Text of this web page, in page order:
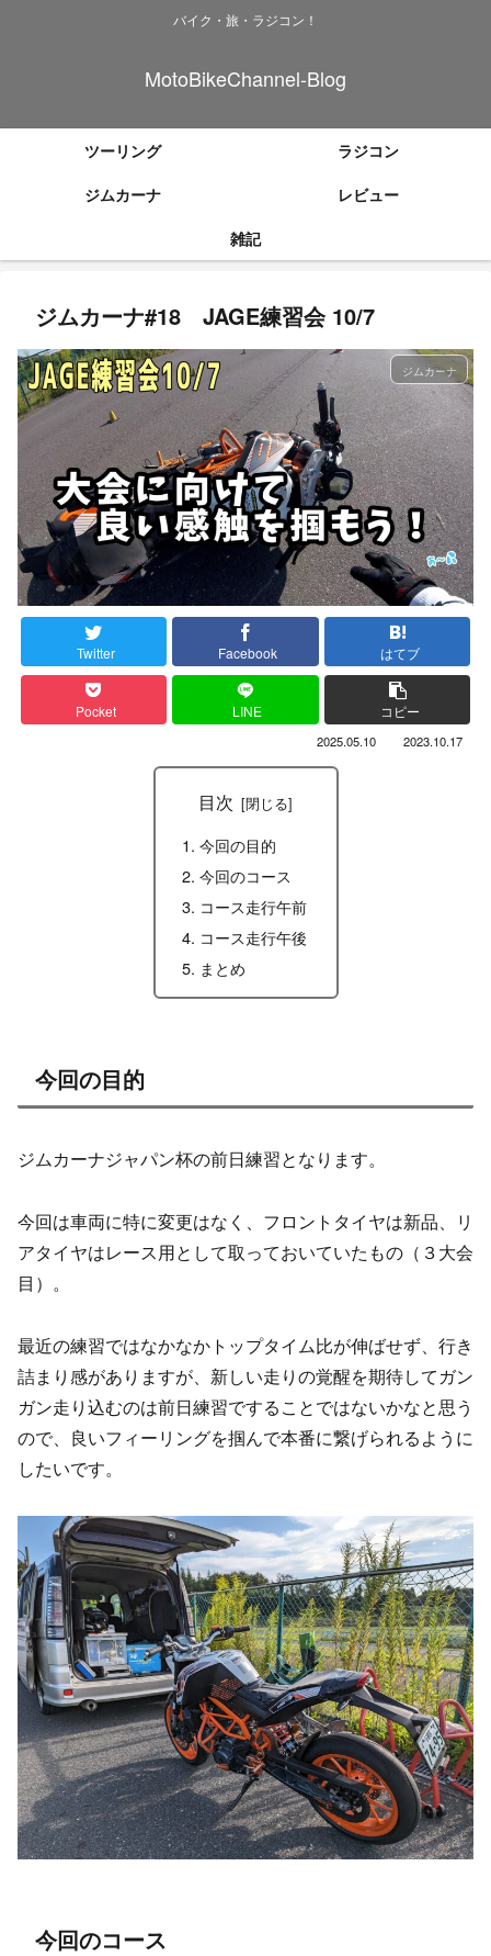
バイク・旅・ラジコン！
MotoBikeChannel-Blog
ツーリング
ラジコン
ジムカーナ
レビュー
雑記
ジムカーナ#18 JAGE練習会 10/7
ジムカーナ
Twitter Facebook はてブ
Pocket LINE コピー
2025.05.10 2023.10.17
目次
今回の目的
今回のコース
コース走行午前
コース走行午後
まとめ
今回の目的
ジムカーナジャパン杯の前日練習となります。
今回は車両に特に変更はなく、フロントタイヤは新品、リ
アタイヤはレース用として取っておいていたもの（３大会
目）。
最近の練習ではなかなかトップタイム比が伸ばせず、行き
詰まり感がありますが、新しい走りの覚醒を期待してガン
ガン走り込むのは前日練習ですることではないかなと思う
ので、良いフィーリングを掴んで本番に繋げられるように
したいです。
今回のコース